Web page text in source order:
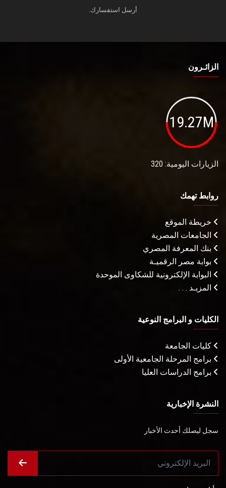
أرسل استفسارك.
الزائـرون
19.27M
الزيارات اليومية: 320
روابط تهمك
خريطة الموقع
الجامعات المصرية
بنك المعرفة المصري
بوابة مصر الرقميـة
البوابة الإلكترونية للشكاوى الموحدة
المزيـد . . .
الكليات و البرامج النوعية
كليات الجامعة
برامج المرحلة الجامعية الأولى
برامج الدراسات العليا
النشرة الإخبارية
سجل ليصلك أحدث الأخبار